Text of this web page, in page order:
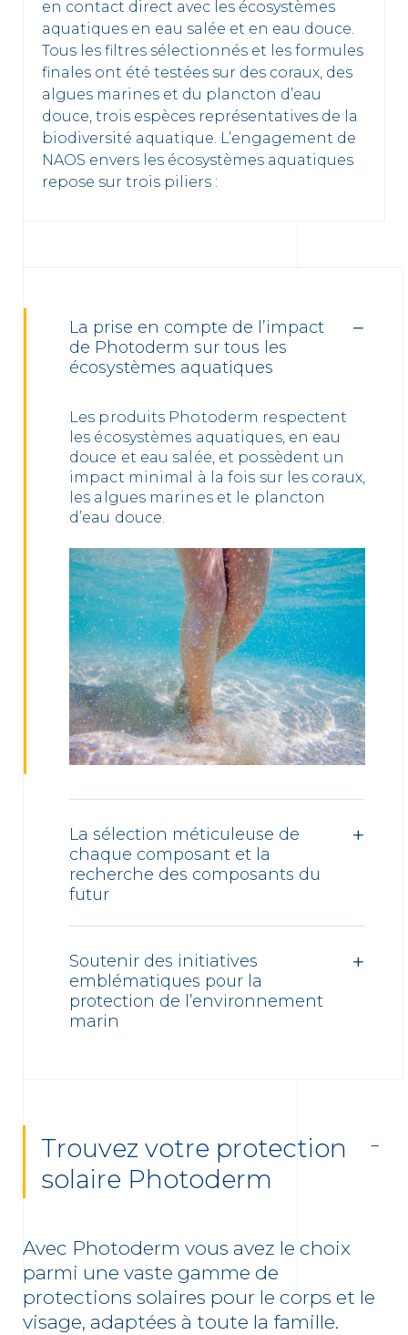
en contact direct avec les écosystèmes
aquatiques en eau salée et en eau douce.
Tous les filtres sélectionnés et les formules
finales ont été testées sur des coraux, des
algues marines et du plancton d’eau
douce, trois espèces représentatives de la
biodiversité aquatique. L’engagement de
NAOS envers les écosystèmes aquatiques
repose sur trois piliers :
La prise en compte de l’impact
de Photoderm sur tous les
écosystèmes aquatiques
Les produits Photoderm respectent
les écosystèmes aquatiques, en eau
douce et eau salée, et possèdent un
impact minimal à la fois sur les coraux,
les algues marines et le plancton
d’eau douce.
La sélection méticuleuse de
chaque composant et la
recherche des composants du
futur
Soutenir des initiatives
emblématiques pour la
protection de l’environnement
marin
Trouvez votre protection
solaire Photoderm
Avec Photoderm vous avez le choix
parmi une vaste gamme de
protections solaires pour le corps et le
visage, adaptées à toute la famille.